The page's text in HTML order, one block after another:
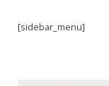
[sidebar_menu]